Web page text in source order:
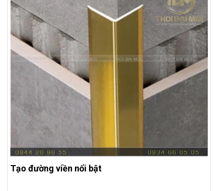
Tạo đường viền nổi bật